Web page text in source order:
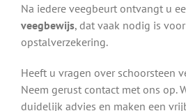
Na iedere veegbeurt ontvangt u
veegbewijs, dat vaak nodig is
opstalverzekering.
Heeft u vragen over schoorsteen
Neem gerust contact met ons op.
duidelijk advies en maken een